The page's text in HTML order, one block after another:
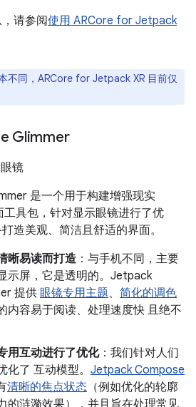
请参阅使用 ARCore for Jetpack
不同，ARCore for Jetpack XR 目前仅
Glimmer
眼镜
是一个用于构建增强现实
工具包，针对显示眼镜进行了优
造美观、简洁且舒适的界面。
晰易读而打造 ：与手机不同，主要
示屏，它是透明的。Jetpack
提供 眼镜专用主题、 简化的调色
内容易于阅读、处理速度快 且绝不
用互动进行了优化：我们针对人们
了 互动模型。 Jetpack Compose
清晰的焦点状态 （例如优化的轮廓
的涟漪效果），并且旨在处理常见